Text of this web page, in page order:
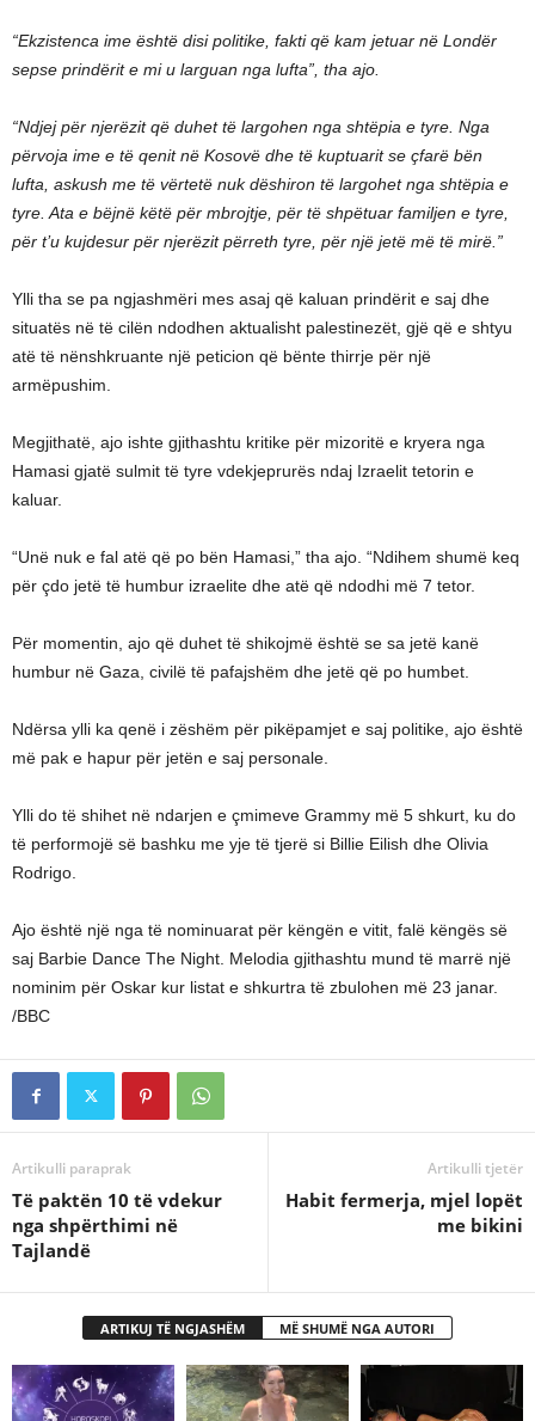
“Ekzistenca ime është disi politike, fakti që kam jetuar në Londër
sepse prindërit e mi u larguan nga lufta”, tha ajo.
“Ndjej për njerëzit që duhet të largohen nga shtëpia e tyre. Nga
përvoja ime e të qenit në Kosovë dhe të kuptuarit se çfarë bën
lufta, askush me të vërtetë nuk dëshiron të largohet nga shtëpia e
tyre. Ata e bëjnë këtë për mbrojtje, për të shpëtuar familjen e tyre,
për t’u kujdesur për njerëzit përreth tyre, për një jetë më të mirë.”
Ylli tha se pa ngjashmëri mes asaj që kaluan prindërit e saj dhe
situatës në të cilën ndodhen aktualisht palestinezët, gjë që e shtyu
atë të nënshkruante një peticion që bënte thirrje për një
armëpushim.
Megjithatë, ajo ishte gjithashtu kritike për mizoritë e kryera nga
Hamasi gjatë sulmit të tyre vdekjeprurës ndaj Izraelit tetorin e
kaluar.
“Unë nuk e fal atë që po bën Hamasi,” tha ajo. “Ndihem shumë keq
për çdo jetë të humbur izraelite dhe atë që ndodhi më 7 tetor.
Për momentin, ajo që duhet të shikojmë është se sa jetë kanë
humbur në Gaza, civilë të pafajshëm dhe jetë që po humbet.
Ndërsa ylli ka qenë i zëshëm për pikëpamjet e saj politike, ajo është
më pak e hapur për jetën e saj personale.
Ylli do të shihet në ndarjen e çmimeve Grammy më 5 shkurt, ku do
të performojë së bashku me yje të tjerë si Billie Eilish dhe Olivia
Rodrigo.
Ajo është një nga të nominuarat për këngën e vitit, falë këngës së
saj Barbie Dance The Night. Melodia gjithashtu mund të marrë një
nominim për Oskar kur listat e shkurtra të zbulohen më 23 janar.
/BBC
Artikulli paraprak
​Të paktën 10 të vdekur
nga shpërthimi në
Tajlandë
Artikulli tjetër
Habit fermerja, mjel lopët
me bikini
ARTIKUJ TË NGJASHËM MË SHUMË NGA AUTORI